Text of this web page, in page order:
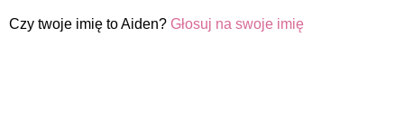
Czy twoje imię to Aiden? Głosuj na swoje imię